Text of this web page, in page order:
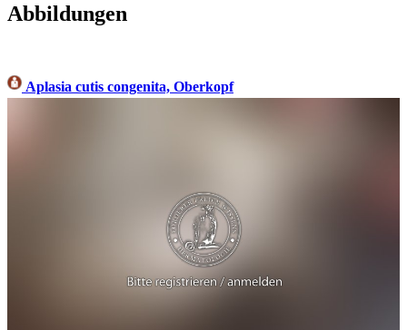
Abbildungen
Aplasia cutis congenita, Oberkopf